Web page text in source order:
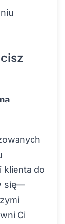
klienta do
się—
Ci